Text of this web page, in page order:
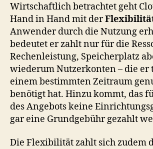
Wirtschaftlich betrachtet geht
Hand in Hand mit der
Anwender durch die Nutzung
bedeutet er zahlt nur für die
Rechenleistung, Speicherplatz
wiederum Nutzerkonten – die er
einem bestimmten Zeitraum
benötigt hat. Hinzu kommt, das
des Angebots keine
gar eine Grundgebühr gezahlt
Die Flexibilität zahlt sich zudem